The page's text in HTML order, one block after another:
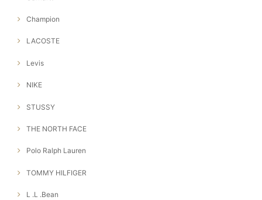
Champion
LACOSTE
Levis
NIKE
STUSSY
THE NORTH FACE
Polo Ralph Lauren
TOMMY HILFIGER
L .L .Bean